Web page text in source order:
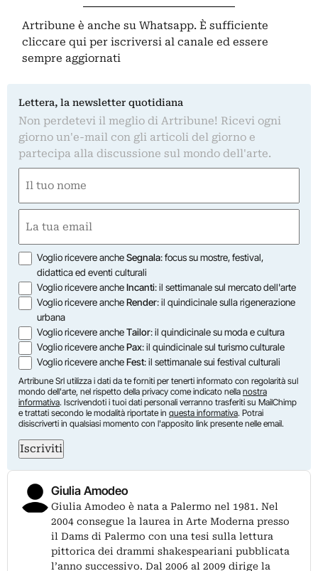
Artribune è anche su Whatsapp. È sufficiente
cliccare qui per iscriversi al canale ed essere
sempre aggiornati
Lettera, la newsletter quotidiana
Non perdetevi il meglio di Artribune! Ricevi ogni
giorno un'e-mail con gli articoli del giorno e
partecipa alla discussione sul mondo dell'arte.
(Obbligatorio)
Nome
(Obbligatorio)
Opzioni
Voglio ricevere ancheSegnala: focus su mostre, festival,
didattica ed eventi culturali
Voglio ricevere ancheIncanti: il settimanale sul mercato dell'arte
Voglio ricevere ancheRender: il quindicinale sulla rigenerazione
urbana
Voglio ricevere ancheTailor: il quindicinale su moda e cultura
Voglio ricevere anchePax: il quindicinale sul turismo culturale
Voglio ricevere ancheFest: il settimanale sui festival culturali
Artribune Srl utilizza i dati da te forniti per tenerti informato con regolarità sul
mondo dell'arte, nel rispetto della privacy come indicato nella nostra
informativa. Iscrivendoti i tuoi dati personali verranno trasferiti su MailChimp
e trattati secondo le modalità riportate in questa informativa. Potrai
disiscriverti in qualsiasi momento con l'apposito link presente nelle email.
Iscriviti
Giulia Amodeo
Giulia Amodeo è nata a Palermo nel 1981. Nel
2004 consegue la laurea in Arte Moderna presso
il Dams di Palermo con una tesi sulla lettura
pittorica dei drammi shakespeariani pubblicata
l’anno successivo. Dal 2006 al 2009 dirige la